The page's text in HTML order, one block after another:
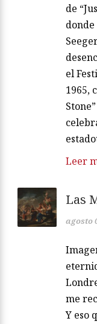
de
donde
el
1965,
Leer
Las
agosto
me
Y eso